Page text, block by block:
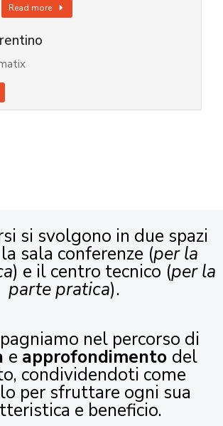
Read more
si svolgono in due spazi
sala conferenze (per la
) e il centro tecnico (per la
parte pratica).
nel percorso di
e approfondimento del
condividendoti come
per sfruttare ogni sua
e beneficio.